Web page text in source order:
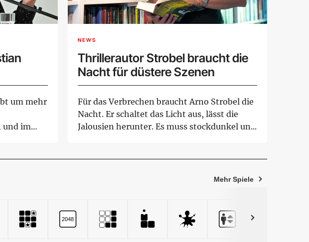
um mehr
und im
NEWS
Thrillerautor Strobel braucht die
Nacht für düstere Szenen
Für das Verbrechen braucht Arno Strobel die
Nacht. Er schaltet das Licht aus, lässt die
Jalousien herunter. Es muss stockdunkel un...
Mehr Spiele